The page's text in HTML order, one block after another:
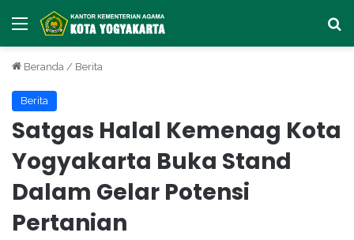
Menu
Beranda / Berita
Berita
Satgas Halal Kemenag Kota
Yogyakarta Buka Stand
Dalam Gelar Potensi
Pertanian